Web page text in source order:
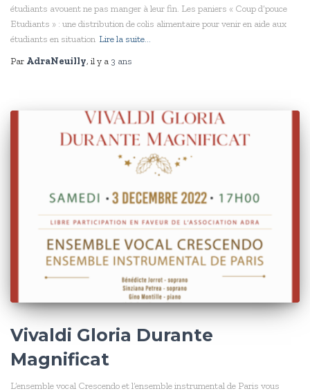
étudiants avouent ne pas manger à leur fin. Les paniers « Coup d’pouce
Etudiants » : une distribution de colis alimentaire pour venir en aide aux
étudiants en situation Lire la suite…
Par AdraNeuilly, il y a 3 ans
Vivaldi Gloria Durante
Magnificat
L’ensemble vocal Crescendo et l’ensemble instrumental de Paris vous